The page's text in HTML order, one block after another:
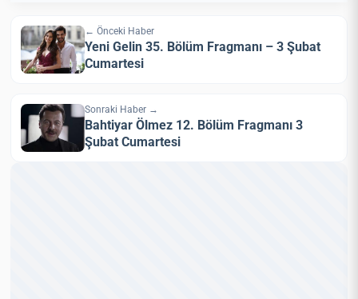
← Önceki Haber
Yeni Gelin 35. Bölüm Fragmanı – 3 Şubat
Cumartesi
Sonraki Haber →
Bahtiyar Ölmez 12. Bölüm Fragmanı 3
Şubat Cumartesi